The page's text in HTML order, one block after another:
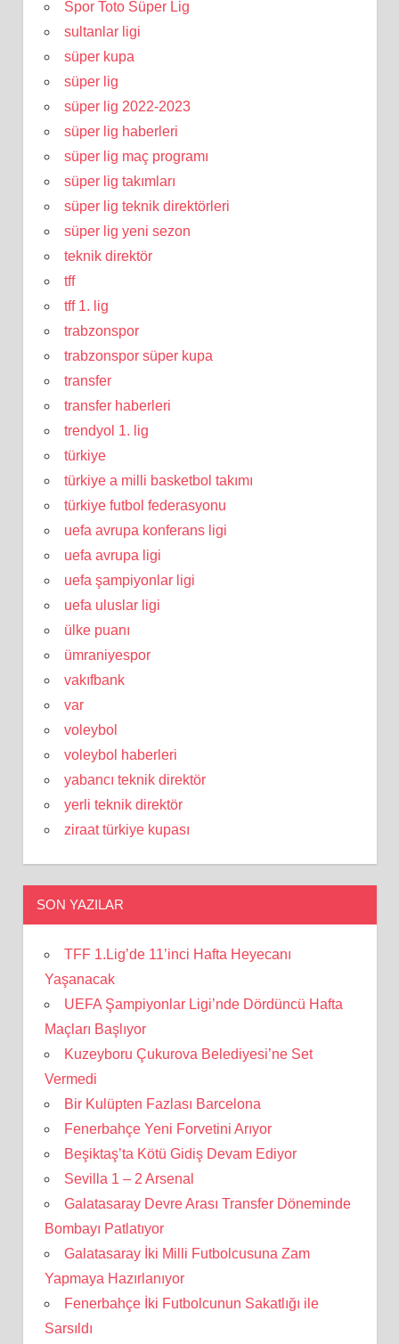
Spor Toto Süper Lig
sultanlar ligi
süper kupa
süper lig
süper lig 2022-2023
süper lig haberleri
süper lig maç programı
süper lig takımları
süper lig teknik direktörleri
süper lig yeni sezon
teknik direktör
tff
tff 1. lig
trabzonspor
trabzonspor süper kupa
transfer
transfer haberleri
trendyol 1. lig
türkiye
türkiye a milli basketbol takımı
türkiye futbol federasyonu
uefa avrupa konferans ligi
uefa avrupa ligi
uefa şampiyonlar ligi
uefa uluslar ligi
ülke puanı
ümraniyespor
vakıfbank
var
voleybol
voleybol haberleri
yabancı teknik direktör
yerli teknik direktör
ziraat türkiye kupası
SON YAZILAR
TFF 1.Lig’de 11’inci Hafta Heyecanı
Yaşanacak
UEFA Şampiyonlar Ligi’nde Dördüncü Hafta
Maçları Başlıyor
Kuzeyboru Çukurova Belediyesi’ne Set
Vermedi
Bir Kulüpten Fazlası Barcelona
Fenerbahçe Yeni Forvetini Arıyor
Beşiktaş’ta Kötü Gidiş Devam Ediyor
Sevilla 1 – 2 Arsenal
Galatasaray Devre Arası Transfer Döneminde
Bombayı Patlatıyor
Galatasaray İki Milli Futbolcusuna Zam
Yapmaya Hazırlanıyor
Fenerbahçe İki Futbolcunun Sakatlığı ile
Sarsıldı